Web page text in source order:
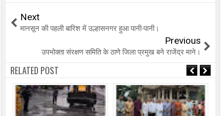
Next
मानसून की पहली बारिश में उल्हासनगर हुआ पानी-पानी।
Previous
उपभोक्ता संरक्षण समिति के ठाणे जिला प्रमुख बने राजेंद्र माने।
RELATED POST